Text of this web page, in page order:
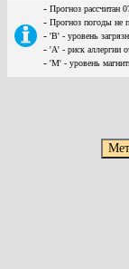
- Прогноз рассчитан
- Прогноз погоды не
- 'В' - уровень
- 'А' - риск аллергии
- 'М' - уровень